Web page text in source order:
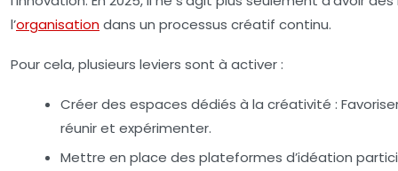
l’organisationdans un processus créatif continu.
Pour cela, plusieurs leviers sont à activer :
Créer des espaces dédiés à la créativité :
réunir et expérimenter.
Mettre en place des plateformes d’idéation